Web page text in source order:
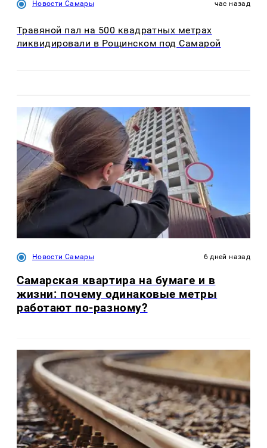
Новости Самары час назад
Травяной пал на 500 квадратных метрах
ликвидировали в Рощинском под Самарой
Новости Самары 6 дней назад
Самарская квартира на бумаге и в
жизни: почему одинаковые метры
работают по-разному?